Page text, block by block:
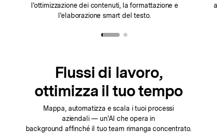
l'ottimizzazione dei contenuti, la formattazione e
l'elaborazione smart del testo.
Flussi di lavoro,
ottimizza il tuo tempo
Mappa, automatizza e scala i tuoi processi
aziendali — un'AI che opera in
background affinché il tuo team rimanga concentrato.